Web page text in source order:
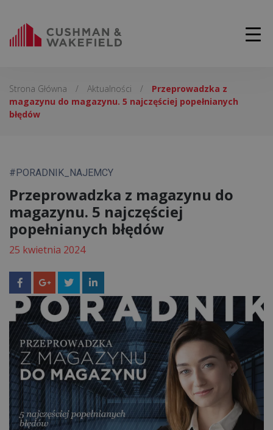
Strona Główna / Aktualności /
Przeprowadzka z
magazynu do magazynu. 5 najczęściej popełnianych
błędów
#PORADNIK_NAJEMCY
Przeprowadzka z magazynu do
magazynu. 5 najczęściej
popełnianych błędów
25 kwietnia 2024